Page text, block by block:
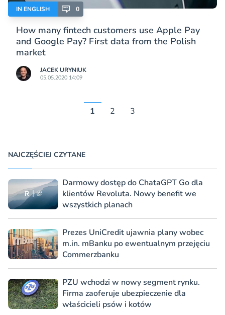
IN ENGLISH 0
How many fintech customers use Apple Pay
and Google Pay? First data from the Polish
market
JACEK URYNIUK
05.05.2020 14:09
1 2 3
NAJCZĘŚCIEJ CZYTANE
Darmowy dostęp do ChataGPT Go dla
klientów Revoluta. Nowy benefit we
wszystkich planach
Prezes UniCredit ujawnia plany wobec
m.in. mBanku po ewentualnym przejęciu
Commerzbanku
PZU wchodzi w nowy segment rynku.
Firma zaoferuje ubezpieczenie dla
właścicieli psów i kotów